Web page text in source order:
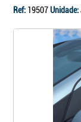
Ref: 19507Unidade: